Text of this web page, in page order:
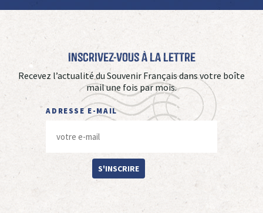
Inscrivez-vous à La Lettre
Recevez l’actualité du Souvenir Français dans votre boîte
mail une fois par mois.
ADRESSE E-MAIL
S'INSCRIRE